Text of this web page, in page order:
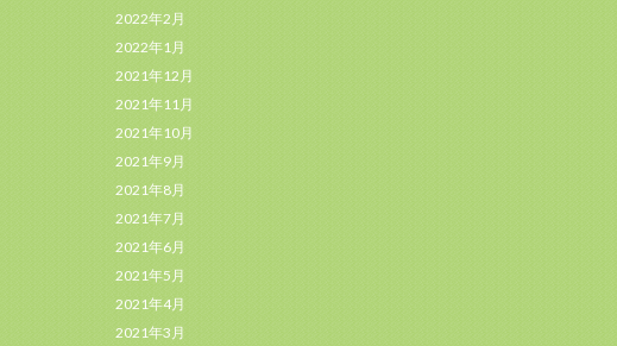
2022年2月
2022年1月
2021年12月
2021年11月
2021年10月
2021年9月
2021年8月
2021年7月
2021年6月
2021年5月
2021年4月
2021年3月